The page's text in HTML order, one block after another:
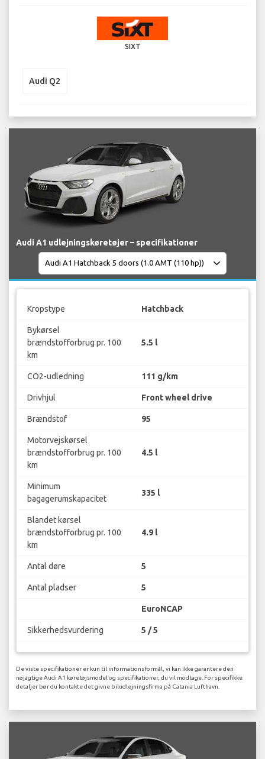
SIXT
Audi Q2
Audi A1 udlejningskøretøjer – specifikationer
Kropstype Hatchback
Bykørsel
brændstofforbrug pr. 100
km
5.5 l
CO2-udledning 111 g/km
Drivhjul Front wheel drive
Brændstof 95
Motorvejskørsel
brændstofforbrug pr. 100
km
4.5 l
Minimum
bagagerumskapacitet
335 l
Blandet kørsel
brændstofforbrug pr. 100
km
4.9 l
Antal døre 5
Antal pladser 5
EuroNCAP
Sikkerhedsvurdering 5 / 5
De viste specifikationer er kun til informationsformål, vi kan ikke garantere den
nøjagtige Audi A1 køretøjsmodel og specifikationer, du vil modtage. For specifikke
detaljer bør du kontakte det givne biludlejningsfirma på Catania Lufthavn.